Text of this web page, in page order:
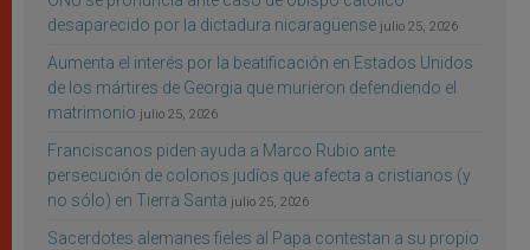
desaparecido por la dictadura nicaragüense julio 25, 2026
Aumenta el interés por la beatificación en Estados Unidos
de los mártires de Georgia que murieron defendiendo el
matrimonio julio 25, 2026
Franciscanos piden ayuda a Marco Rubio ante
persecución de colonos judíos que afecta a cristianos (y
no sólo) en Tierra Santa julio 25, 2026
Sacerdotes alemanes fieles al Papa contestan a su propio